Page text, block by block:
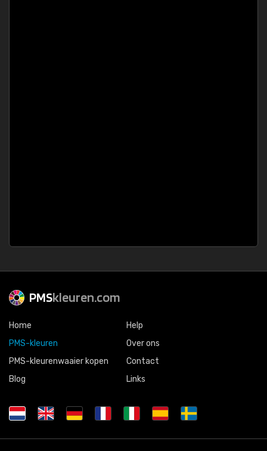
PMSkleuren.com
Home
PMS-kleuren
PMS-kleurenwaaier kopen
Blog
Help
Over ons
Contact
Links